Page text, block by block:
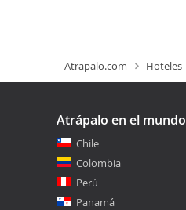
Atrapalo.com Hoteles
Atrápalo en el mundo
Chile
Colombia
Perú
Panamá